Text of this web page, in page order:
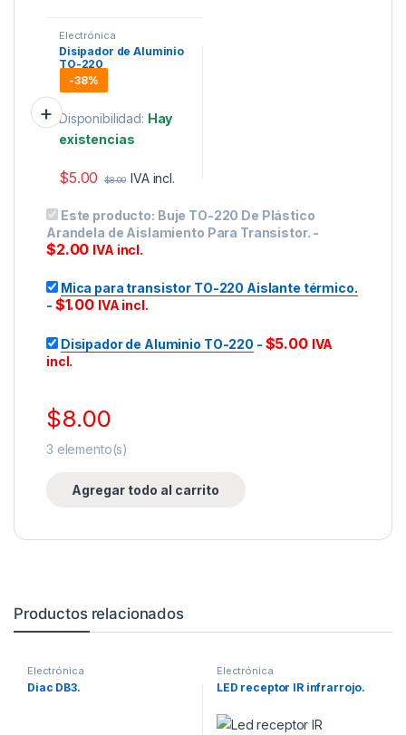
Electrónica
Disipador de Aluminio
TO-220
-38%
Disponibilidad: Hay
existencias
$5.00 $8.00 IVA incl.
Este producto: Buje TO-220 De Plástico
Arandela de Aislamiento Para Transistor. -
$2.00 IVA incl.
Mica para transistor TO-220 Aislante térmico.
- $1.00 IVA incl.
Disipador de Aluminio TO-220 - $5.00 IVA
incl.
$8.00
3 elemento(s)
Agregar todo al carrito
Productos relacionados
Electrónica
Diac DB3.
Electrónica
LED receptor IR infrarrojo.